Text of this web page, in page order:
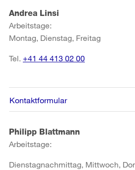
Andrea Linsi
Arbeitstage:
Montag, Dienstag, Freitag
Tel. +41 44 413 02 00
Kontaktformular
Philipp Blattmann
Arbeitstage:
Dienstagnachmittag, Mittwoch,